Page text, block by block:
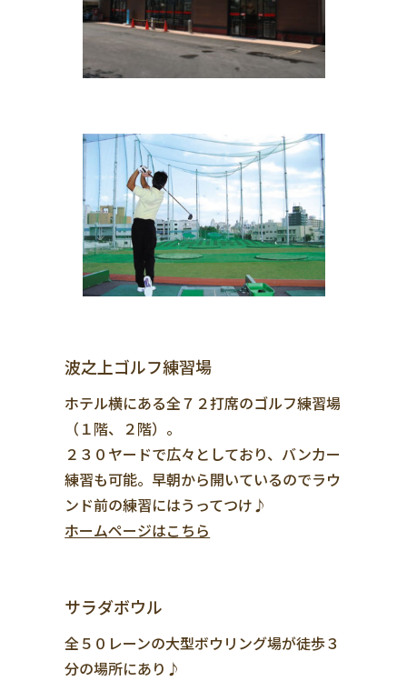
波之上ゴルフ練習場
ホテル横にある全７２打席のゴルフ練習場
（１階、２階）。
２３０ヤードで広々としており、バンカー
練習も可能。早朝から開いているのでラウ
ンド前の練習にはうってつけ♪
ホームページはこちら
サラダボウル
全５０レーンの大型ボウリング場が徒歩３
分の場所にあり♪